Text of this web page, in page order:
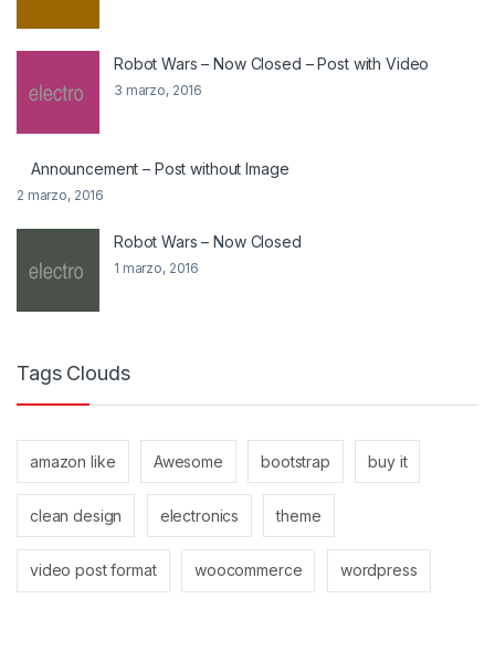
Robot Wars – Now Closed – Post with Video
3 marzo, 2016
Announcement – Post without Image
2 marzo, 2016
Robot Wars – Now Closed
1 marzo, 2016
Tags Clouds
amazon like Awesome bootstrap buy it
clean design electronics theme
video post format woocommerce wordpress